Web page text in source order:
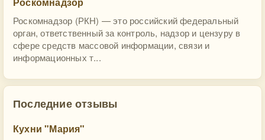
Роскомнадзор (РКН) — это российский федеральный
орган, ответственный за контроль, надзор и цензуру в
сфере средств массовой информации, связи и
информационных т...
Последние отзывы
Кухни "Мария"